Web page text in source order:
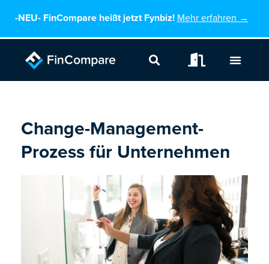
-NEU-FinCompare heißt jetzt Fynbiz! Mehr erfahren →
Change-Management-
Prozess für Unternehmen